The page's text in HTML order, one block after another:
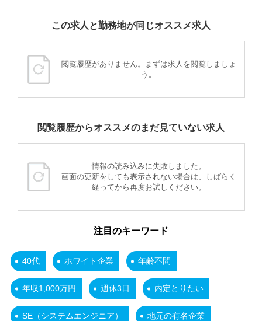
この求人と勤務地が同じオススメ求人
閲覧履歴がありません。まずは求人を閲覧しましょ
う。
閲覧履歴からオススメのまだ見ていない求人
情報の読み込みに失敗しました。
画面の更新をしても表示されない場合は、しばらく
経ってから再度お試しください。
注目のキーワード
40代 ホワイト企業 年齢不問
年収1,000万円 週休3日 内定とりたい
SE（システムエンジニア） 地元の有名企業